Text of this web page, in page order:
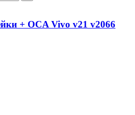
+ OCA Vivo v21 v2066